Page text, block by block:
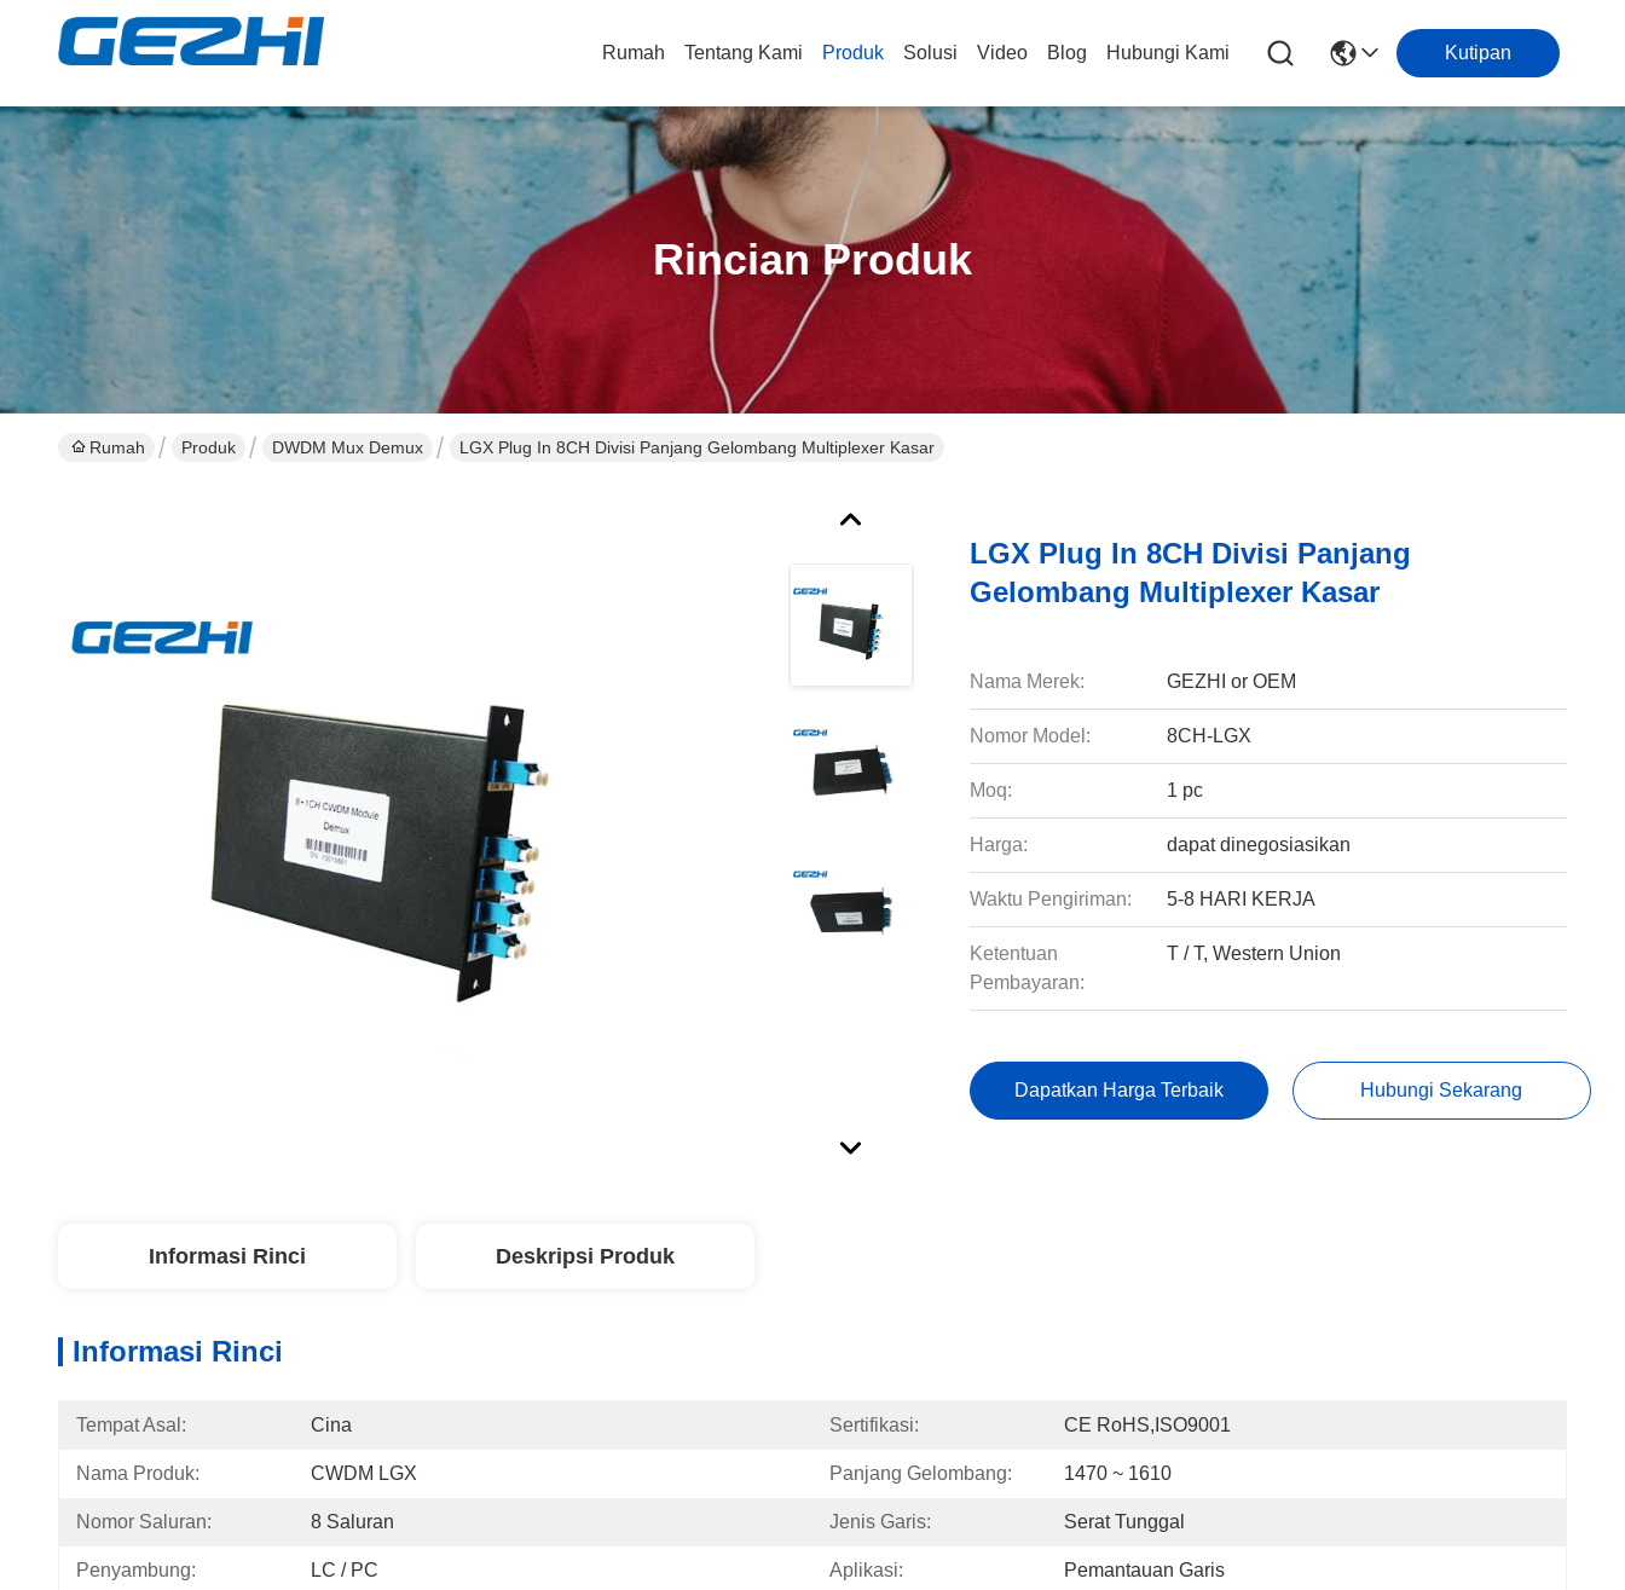
Rumah Tentang Kami Produk Solusi Video Blog Hubungi Kami Kutipan
Rincian Produk
Rumah Produk DWDM Mux Demux LGX Plug In 8CH Divisi Panjang Gelombang Multiplexer Kasar
LGX Plug In 8CH Divisi Panjang
Gelombang Multiplexer Kasar
Nama Merek: GEZHI or OEM
Nomor Model: 8CH-LGX
Moq: 1 pc
Harga: dapat dinegosiasikan
Waktu Pengiriman: 5-8 HARI KERJA
Ketentuan
Pembayaran:
T / T, Western Union
Dapatkan Harga Terbaik Hubungi Sekarang
Informasi Rinci Deskripsi Produk
Informasi Rinci
Tempat Asal: Cina Sertifikasi: CE RoHS,ISO9001
Nama Produk: CWDM LGX Panjang Gelombang: 1470 ~ 1610
Nomor Saluran: 8 Saluran Jenis Garis: Serat Tunggal
Penyambung: LC / PC Aplikasi: Pemantauan Garis